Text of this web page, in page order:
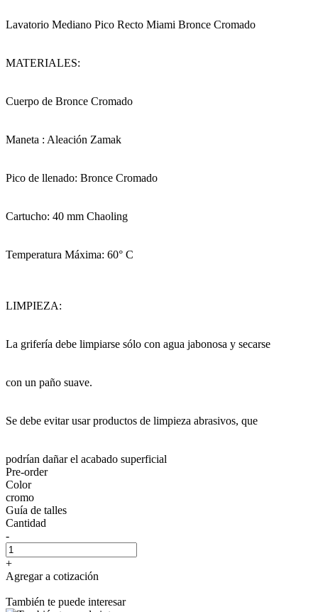
Lavatorio Mediano Pico Recto Miami Bronce Cromado
MATERIALES:
Cuerpo de Bronce Cromado
Maneta : Aleación Zamak
Pico de llenado: Bronce Cromado
Cartucho: 40 mm Chaoling
Temperatura Máxima: 60° C
LIMPIEZA:
La grifería debe limpiarse sólo con agua jabonosa y secarse
con un paño suave.
Se debe evitar usar productos de limpieza abrasivos, que
podrían dañar el acabado superficial
Pre-order
Color
cromo
Guía de talles
Cantidad
-
+
Agregar a cotización
También te puede interesar